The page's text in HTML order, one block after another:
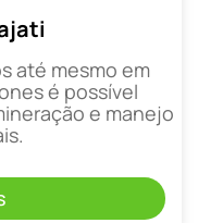
até mesmo em
é possível
e manejo